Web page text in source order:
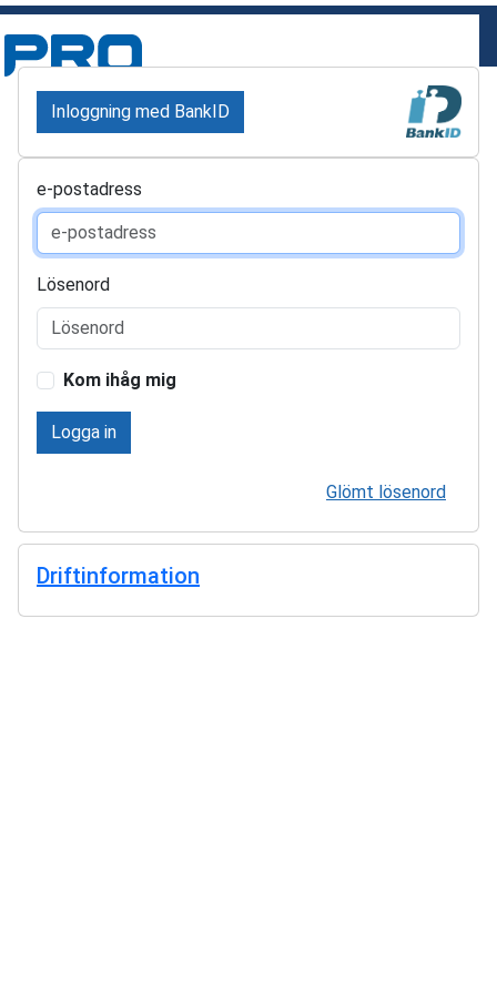
Inloggning med BankID
e-postadress
Lösenord
Kom ihåg mig
Logga in
Glömt lösenord
Driftinformation